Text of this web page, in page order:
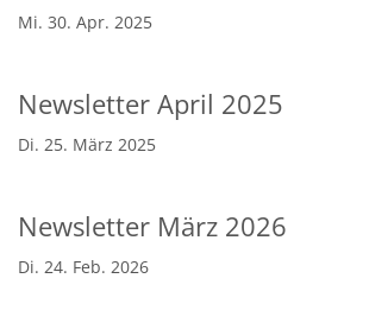
Mi. 30. Apr. 2025
Newsletter April 2025
Di. 25. März 2025
Newsletter März 2026
Di. 24. Feb. 2026